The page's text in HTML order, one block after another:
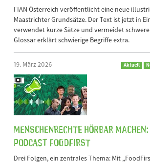
FIAN Österreich veröffentlicht eine neue
Maastrichter Grundsätze. Der Text ist jetzt in
verwendet kurze Sätze und vermeidet schwere
Glossar erklärt schwierige Begriffe extra.
19. März 2026 Aktuell
Menschenrechte hörbar machen:
Podcast FoodFirst
Drei Folgen, ein zentrales Thema: Mit